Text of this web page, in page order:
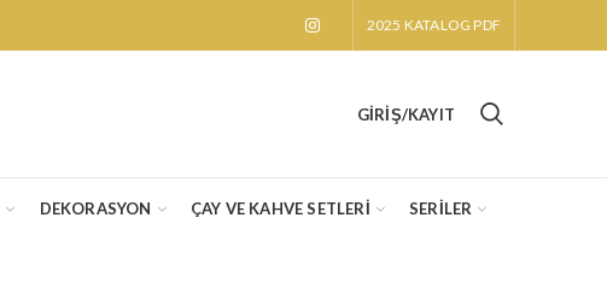
2025 KATALOG PDF
GIRIŞ/KAYIT
DEKORASYON ÇAY VE KAHVE SETLERİ SERİLER